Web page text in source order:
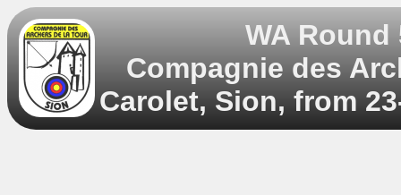
WA Round
Compagnie des
Carolet, Sion, from